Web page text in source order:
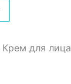
Крем для лица